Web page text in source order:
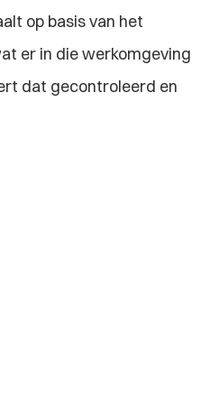
op basis van het
er in die werkomgeving
dat gecontroleerd en